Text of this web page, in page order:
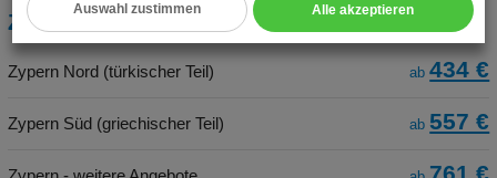
Cookie Einstellungen
Technische Cookies
Analyse
Social Media Cookies
Alle akzeptieren
Auswahl zustimmen
Zypern
Zypern Nord (türkischer Teil) ab 434 €
Zypern Süd (griechischer Teil) ab 557 €